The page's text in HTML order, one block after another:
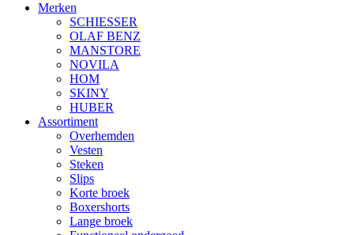
Merken
SCHIESSER
OLAF BENZ
MANSTORE
NOVILA
HOM
SKINY
HUBER
Assortiment
Overhemden
Vesten
Steken
Slips
Korte broek
Boxershorts
Lange broek